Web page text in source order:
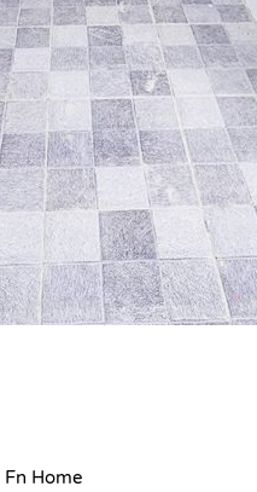
Fn Home